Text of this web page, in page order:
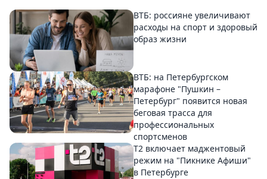
ВТБ: россияне увеличивают
расходы на спорт и здоровый
образ жизни
ВТБ: на Петербургском
марафоне "Пушкин –
Петербург" появится новая
беговая трасса для
профессиональных
спортсменов
Т2 включает маджентовый
режим на "Пикнике Афиши"
в Петербурге